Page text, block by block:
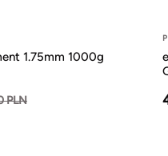
1.75mm 1000g
PLN